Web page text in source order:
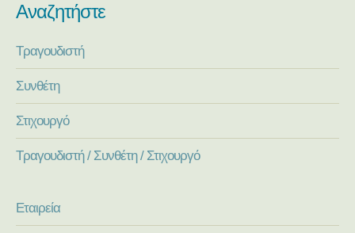
Αναζητήστε
Τραγουδιστή
Συνθέτη
Στιχουργό
Τραγουδιστή / Συνθέτη / Στιχουργό
Εταιρεία